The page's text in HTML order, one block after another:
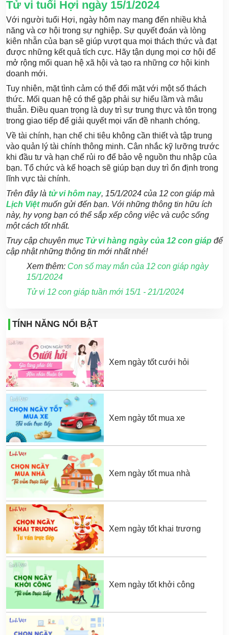
Tử vi tuổi Hợi ngày 15/1/2024
Với người tuổi Hợi, ngày hôm nay mang đến nhiều khả
năng và cơ hội trong sự nghiệp. Sự quyết đoán và lòng
kiên nhẫn của bạn sẽ giúp vượt qua mọi thách thức và đạt
được những kết quả tích cực. Hãy tận dụng mọi cơ hội để
mở rộng mối quan hệ xã hội và tạo ra những cơ hội kinh
doanh mới.
Tuy nhiên, mặt tình cảm có thể đối mặt với một số thách
thức. Mối quan hệ có thể gặp phải sự hiểu lầm và mâu
thuẫn. Điều quan trọng là duy trì sự trung thực và tôn trọng
trong giao tiếp để giải quyết mọi vấn đề nhanh chóng.
Về tài chính, hạn chế chi tiêu không cần thiết và tập trung
vào quản lý tài chính thông minh. Cân nhắc kỹ lưỡng trước
khi đầu tư và hạn chế rủi ro để bảo vệ nguồn thu nhập của
bạn. Tổ chức và kế hoạch sẽ giúp bạn duy trì ổn định trong
lĩnh vực tài chính.
Trên đây là tử vi hôm nay, 15/1/2024 của 12 con giáp mà
Lịch Việtmuốn gửi đến bạn. Với những thông tin hữu ích
này, hy vọng bạn có thể sắp xếp công việc và cuộc sống
một cách tốt nhất.
Truy cập chuyên mục Tử vi hàng ngày của 12 con giáp để
cập nhật những thông tin mới nhất nhé!
Xem thêm: Con số may mắn của 12 con giáp ngày
15/1/2024
Tử vi 12 con giáp tuần mới 15/1 - 21/1/2024
TÍNH NĂNG NỔI BẬT
Xem ngày tốt cưới hỏi
Xem ngày tốt mua xe
Xem ngày tốt mua nhà
Xem ngày tốt khai trương
Xem ngày tốt khởi công